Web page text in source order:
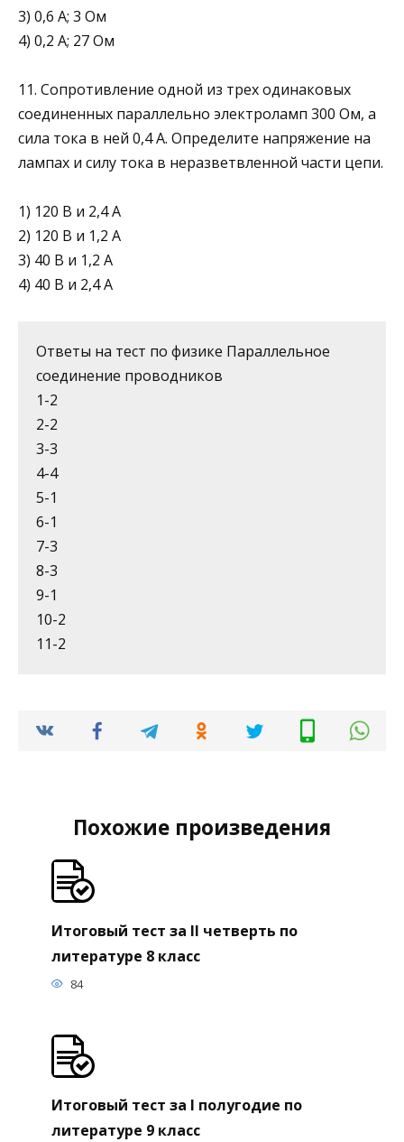
3) 0,6 А; 3 Ом
4) 0,2 А; 27 Ом
11. Сопротивление одной из трех одинаковых
соединенных параллельно электроламп 300 Ом, а
сила тока в ней 0,4 А. Определите напряжение на
лампах и силу тока в неразвет­вленной части цепи.
1) 120 В и 2,4 А
2) 120 В и 1,2 А
3) 40 В и 1,2 А
4) 40 В и 2,4 А
Ответы на тест по физике Параллельное
соединение проводников
1-2
2-2
3-3
4-4
5-1
6-1
7-3
8-3
9-1
10-2
11-2
Похожие произведения
Итоговый тест за II четверть по
литературе 8 класс
84
Итоговый тест за I полугодие по
литературе 9 класс